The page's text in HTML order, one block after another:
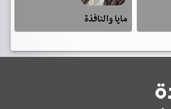
مايا والنافذة